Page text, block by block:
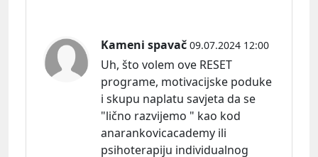
Kameni spavač 09.07.2024 12:00
Uh, što volem ove RESET
programe, motivacijske poduke
i skupu naplatu savjeta da se
"lično razvijemo " kao kod
anarankovicacademy ili
psihoterapiju individualnog